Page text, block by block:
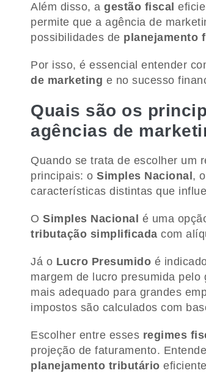
Além disso, a gestão fiscal
permite que a agência de
possibilidades de planejamento
Por isso, é essencial entender
de marketing e no sucesso
Quais são os
agências de
Quando se trata de escolher um
principais: o Simples Nacional , o
características distintas que
O Simples Nacional é uma
tributação simplificada com
Já o Lucro Presumido é
margem de lucro presumida
mais adequado para grandes
impostos são calculados com
Escolher entre esses regimes
projeção de faturamento.
planejamento tributário